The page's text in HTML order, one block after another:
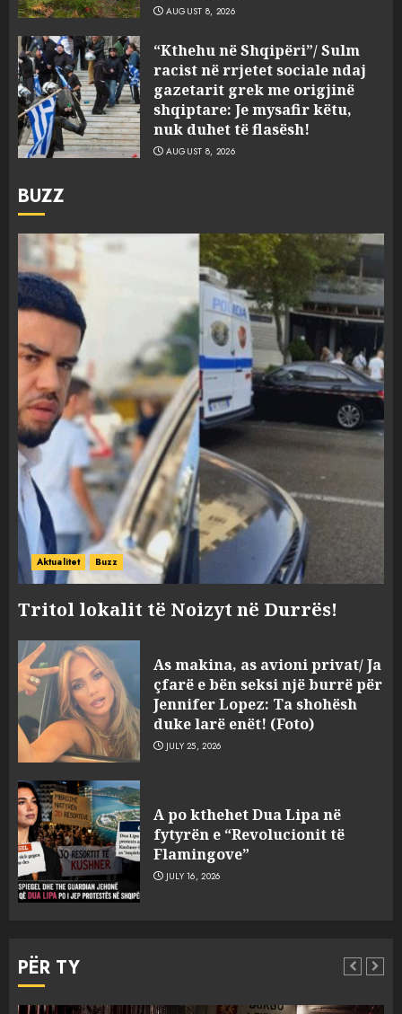
AUGUST 8, 2026
“Kthehu në Shqipëri”/ Sulm
racist në rrjetet sociale ndaj
gazetarit grek me origjinë
shqiptare: Je mysafir këtu,
nuk duhet të flasësh!
AUGUST 8, 2026
BUZZ
Aktualitet Buzz
Tritol lokalit të Noizyt në Durrës!
As makina, as avioni privat/ Ja
çfarë e bën seksi një burrë për
Jennifer Lopez: Ta shohësh
duke larë enët! (Foto)
JULY 25, 2026
A po kthehet Dua Lipa në
fytyrën e “Revolucionit të
Flamingove”
JULY 16, 2026
PËR TY
3
racist në rrjetet sociale ndaj
gazetarit grek me origjinë
shqiptare: Je mysafir këtu,
nuk duhet të flasësh!
burgosur përfundojnë në